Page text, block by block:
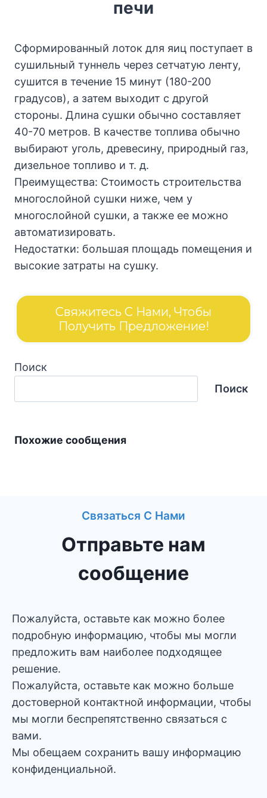
печи
Сформированный лоток для яиц поступает в
сушильный туннель через сетчатую ленту,
сушится в течение 15 минут (180-200
градусов), а затем выходит с другой
стороны. Длина сушки обычно составляет
40-70 метров. В качестве топлива обычно
выбирают уголь, древесину, природный газ,
дизельное топливо и т. д.
Преимущества: Стоимость строительства
многослойной сушки ниже, чем у
многослойной сушки, а также ее можно
автоматизировать.
Недостатки: большая площадь помещения и
высокие затраты на сушку.
Свяжитесь С Нами, Чтобы
Получить Предложение!
Поиск
Поиск
Похожие сообщения
Связаться С Нами
Отправьте нам
сообщение
Пожалуйста, оставьте как можно более
подробную информацию, чтобы мы могли
предложить вам наиболее подходящее
решение.
Пожалуйста, оставьте как можно больше
достоверной контактной информации, чтобы
мы могли беспрепятственно связаться с
вами.
Мы обещаем сохранить вашу информацию
конфиденциальной.